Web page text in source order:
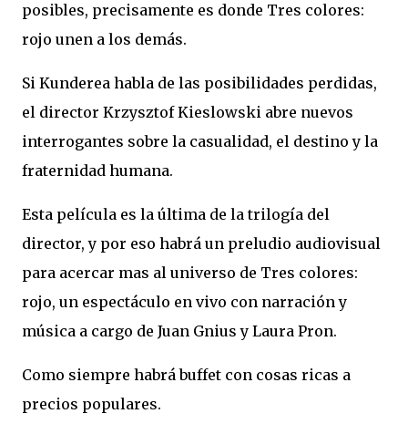
posibles, precisamente es donde Tres colores:
rojo unen a los demás.
Si Kunderea habla de las posibilidades perdidas,
el director Krzysztof Kieslowski abre nuevos
interrogantes sobre la casualidad, el destino y la
fraternidad humana.
Esta película es la última de la trilogía del
director, y por eso habrá un preludio audiovisual
para acercar mas al universo de Tres colores:
rojo, un espectáculo en vivo con narración y
música a cargo de Juan Gnius y Laura Pron.
Como siempre habrá buffet con cosas ricas a
precios populares.